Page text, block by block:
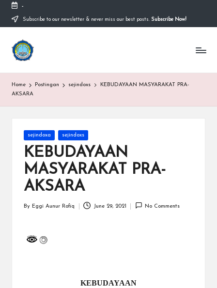
content
-
Subscribe to our newsletter & never miss our best posts. Subscribe Now!
S
M
A
S
id
Sekolah
Nasional
Ahlussunnah
Wal
Jamaah
Home Postingan sejindoxs
KEBUDAYAAN MASYARAKAT PRA-
AKSARA
Posted
in
sejindoxa sejindoxs
KEBUDAYAAN
MASYARAKAT PRA-
AKSARA
Posted
By Eggi Aunur Rofiq June 29, 2021 No Comments
KEBUDAYAAN